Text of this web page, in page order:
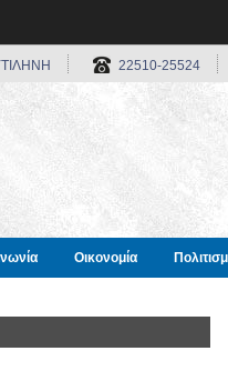
22510-25524
Οικονομία